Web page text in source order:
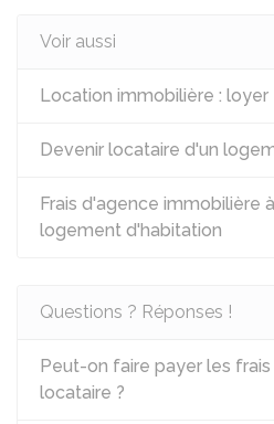
Voir aussi
Location immobilière : loyer
Devenir locataire d'un
Frais d'agence immobilière
logement d'habitation
Questions ? Réponses !
Peut-on faire payer les
locataire ?